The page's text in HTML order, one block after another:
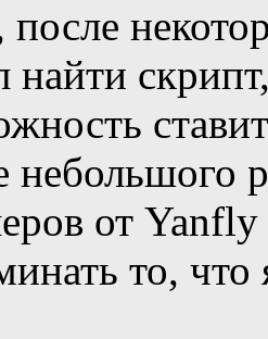
найти
небольшого
от
то, что